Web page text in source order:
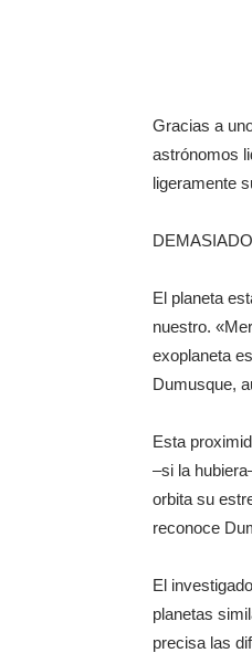
Gracias a
astrónomos
ligeramente
El planeta
nuestro.
exoplaneta
Dumusque,
Esta
–si la
orbita su
reconoce
El
planetas
precisa las